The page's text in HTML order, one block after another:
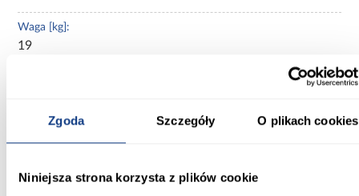
Zgoda Szczegóły O plikach cookies
Niniejsza strona korzysta z plików cookie
Waga [kg]:
19
Kolekcja: